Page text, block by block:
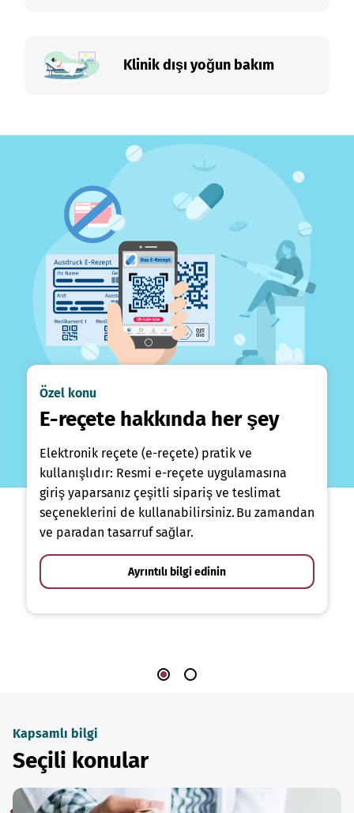
Klinik dışı yoğun bakım
Özel konu
E-reçete hakkında her şey
Elektronik reçete (e-reçete) pratik ve
kullanışlıdır: Resmi e-reçete uygulamasına
giriş yaparsanız çeşitli sipariş ve teslimat
seçeneklerini de kullanabilirsiniz. Bu zamandan
ve paradan tasarruf sağlar.
Ayrıntılı bilgi edinin
Kapsamlı bilgi
Seçili konular